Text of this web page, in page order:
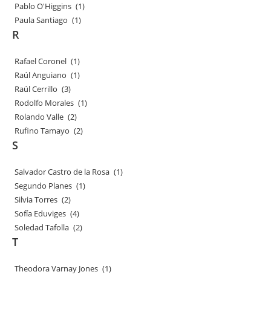
Pablo O'Higgins (1)
Paula Santiago (1)
R
Rafael Coronel (1)
Raúl Anguiano (1)
Raúl Cerrillo (3)
Rodolfo Morales (1)
Rolando Valle (2)
Rufino Tamayo (2)
S
Salvador Castro de la Rosa (1)
Segundo Planes (1)
Silvia Torres (2)
Sofía Eduviges (4)
Soledad Tafolla (2)
T
Theodora Varnay Jones (1)